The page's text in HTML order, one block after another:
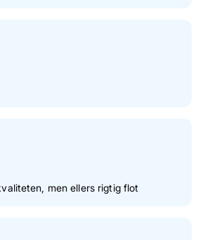
men ellers rigtig flot